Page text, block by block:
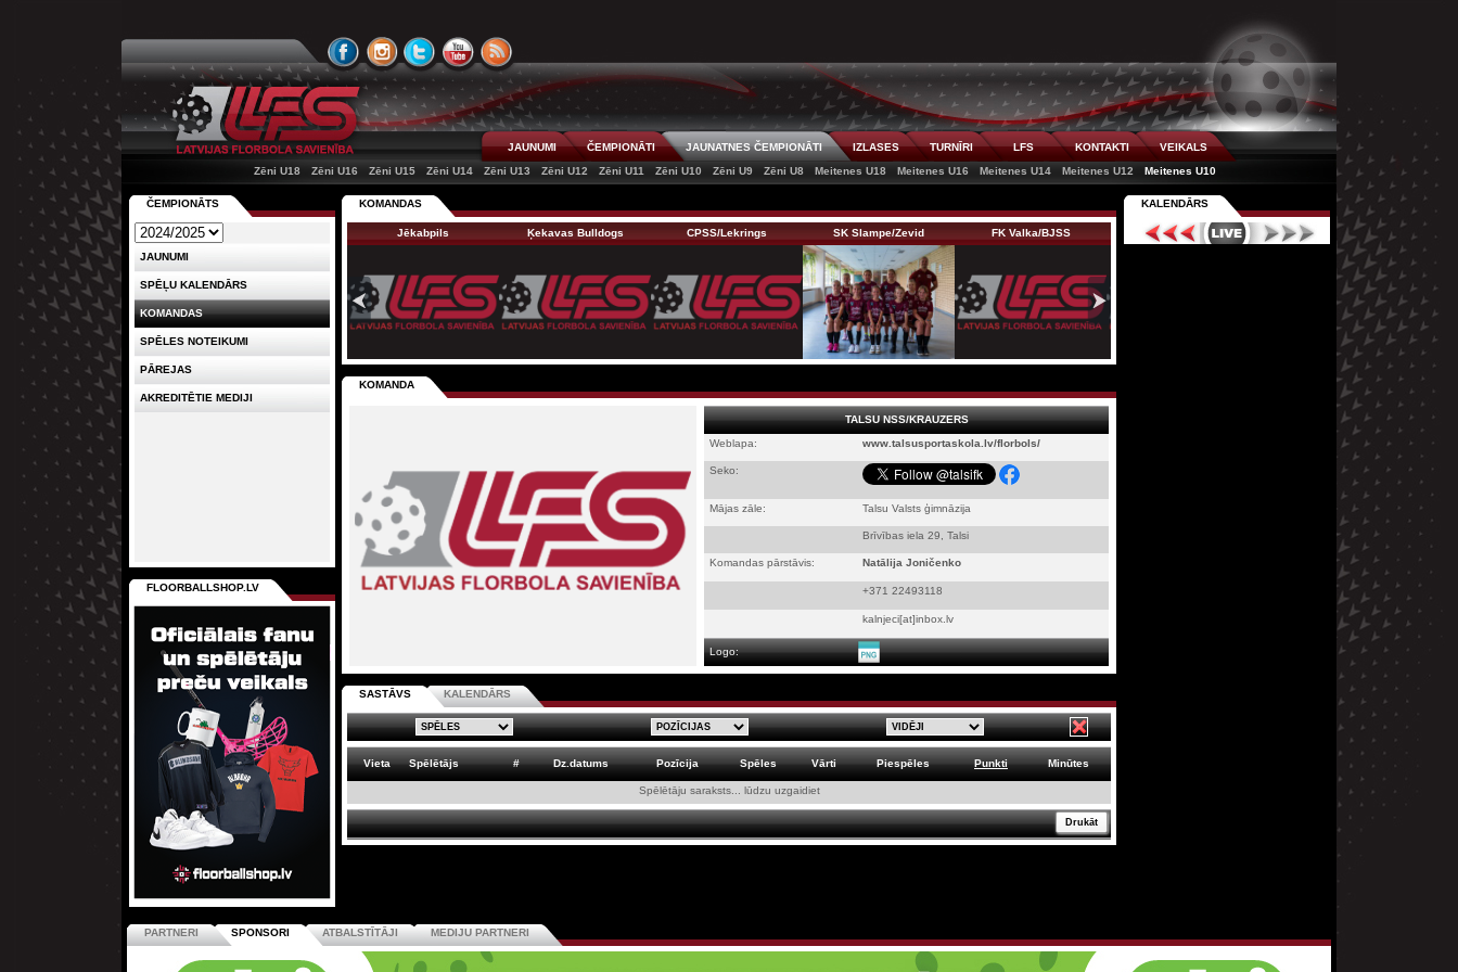
JAUNUMI ČEMPIONĀTI JAUNATNES ČEMPIONĀTI IZLASES TURNĪRI LFS KONTAKTI
VEIKALS
Zēni U18
Zēni U16 Zēni U15 Zēni U14 Zēni U13 Zēni U12 Zēni U11 Zēni U10 Zēni U9 Zēni U8 Meitenes U18 Meitenes U16 Meitenes U14 Meitenes U12 Meitenes U10
KOMANDAS
Jēkabpils Ķekavas Bulldogs CPSS/Lekrings SK Slampe/Zevid FK Valka/BJSS Rubene/KSS Irlava
KOMANDA
TALSU NSS/KRAUZERS
Weblapa:
www.talsusportaskola.lv/florbols/
Seko:
Mājas zāle: Talsu Valsts ģimnāzija
Brīvības iela 29, Talsi
Komandas pārstāvis: Natālija Joničenko
+371 22493118
kalnjeci[at]inbox.lv
Logo:
SASTĀVS KALENDĀRS
Vieta Spēlētājs # Dz.datums Pozīcija Spēles Vārti Piespēles Punkti Minūtes
Spēlētāju saraksts... lūdzu uzgaidiet
Drukāt
ČEMPIONĀTS
JAUNUMI
SPĒĻU KALENDĀRS
KOMANDAS
SPĒLES NOTEIKUMI
PĀREJAS
AKREDITĒTIE MEDIJI
FLOORBALLSHOP.LV
KALENDĀRS
PARTNERI SPONSORI ATBALSTĪTĀJI MEDIJU PARTNERI